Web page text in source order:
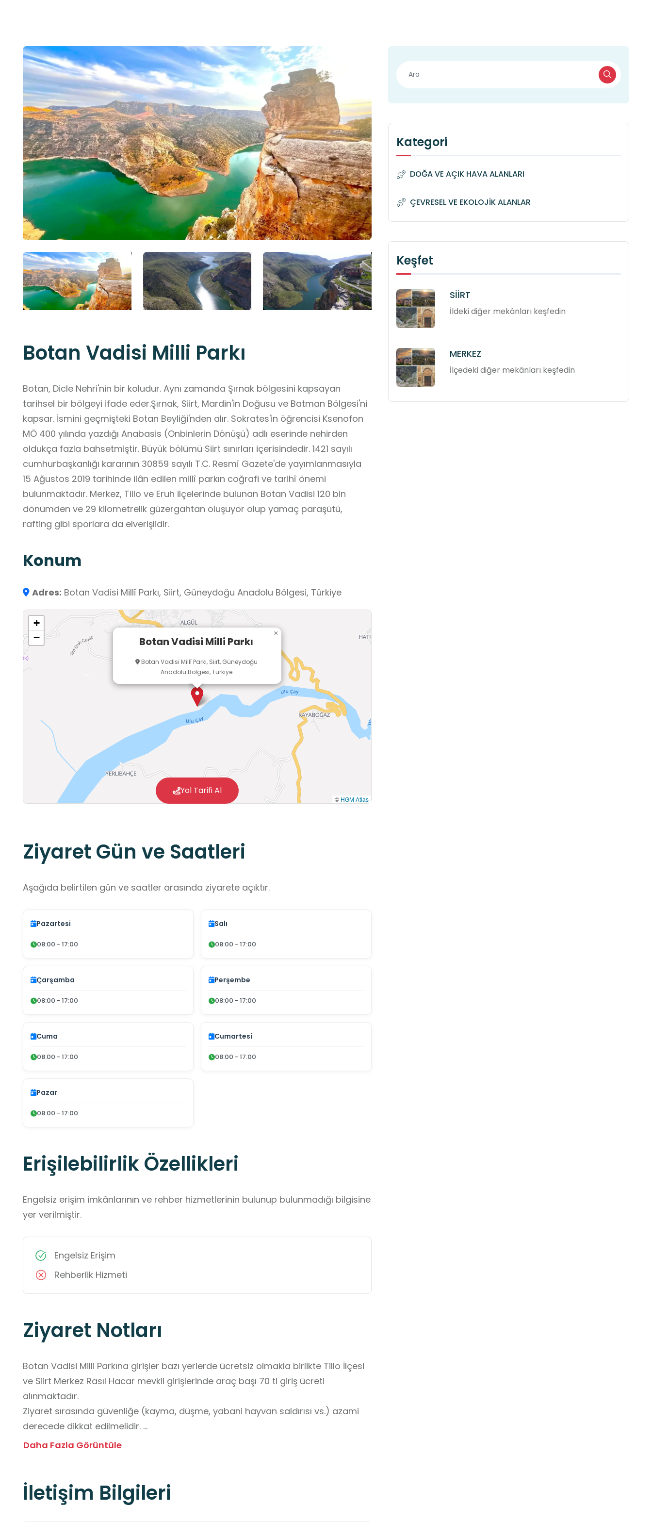
Botan Vadisi Milli Parkı
Botan, Dicle Nehri'nin bir koludur. Aynı zamanda Şırnak bölgesini kapsayan
tarihsel bir bölgeyi ifade eder.Şırnak, Siirt, Mardin'in Doğusu ve Batman Bölgesi'ni
kapsar. İsmini geçmişteki Botan Beyliği'nden alır. Sokrates'in öğrencisi Ksenofon
MÖ 400 yılında yazdığı Anabasis (Onbinlerin Dönüşü) adlı eserinde nehirden
oldukça fazla bahsetmiştir. Büyük bölümü Siirt sınırları içerisindedir. 1421 sayılı
cumhurbaşkanlığı kararının 30859 sayılı T.C. Resmî Gazete'de yayımlanmasıyla
15 Ağustos 2019 tarihinde ilân edilen millî parkın coğrafi ve tarihî önemi
bulunmaktadır. Merkez, Tillo ve Eruh ilçelerinde bulunan Botan Vadisi 120 bin
dönümden ve 29 kilometrelik güzergahtan oluşuyor olup yamaç paraşütü,
rafting gibi sporlara da elverişlidir.
Konum
Adres: Botan Vadisi Millî Parkı, Siirt, Güneydoğu Anadolu Bölgesi, Türkiye
Botan Vadisi Milli Parkı
Botan Vadisi Millî Parkı, Siirt, Güneydoğu
Anadolu Bölgesi, Türkiye
×
+
−
© HGM Atlas
Yol Tarifi Al
Ziyaret Gün ve Saatleri
Aşağıda belirtilen gün ve saatler arasında ziyarete açıktır.
Pazartesi
08:00 - 17:00
Salı
08:00 - 17:00
Çarşamba
08:00 - 17:00
Perşembe
08:00 - 17:00
Cuma
08:00 - 17:00
Cumartesi
08:00 - 17:00
Pazar
08:00 - 17:00
Erişilebilirlik Özellikleri
Engelsiz erişim imkânlarının ve rehber hizmetlerinin bulunup bulunmadığı bilgisine
yer verilmiştir.
Engelsiz Erişim
Rehberlik Hizmeti
Ziyaret Notları
Botan Vadisi Milli Parkına girişler bazı yerlerde ücretsiz olmakla birlikte Tillo İlçesi
ve Siirt Merkez Rasıl Hacar mevkii girişlerinde araç başı 70 tl giriş ücreti
alınmaktadır.
Ziyaret sırasında güvenliğe (kayma, düşme, yabani hayvan saldırısı vs.) azami
derecede dikkat edilmelidir.
Ziyaretçilerin iklim şartlarına uygun yanlarında şapka, şemsiye vb. bulundurmaları
Daha Fazla Görüntüle
İletişim Bilgileri
Kategori
DOĞA VE AÇIK HAVA ALANLARI
ÇEVRESEL VE EKOLOJİK ALANLAR
Keşfet
SİİRT
İldeki diğer mekânları keşfedin
MERKEZ
İlçedeki diğer mekânları keşfedin